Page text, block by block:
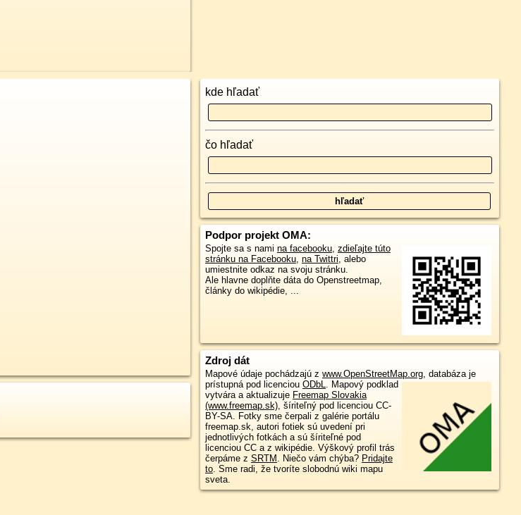
kde hľadať
čo hľadať
Podpor projekt OMA:
Spojte sa s nami na facebooku, zdieľajte túto
stránku na Facebooku, na Twittri, alebo
umiestnite odkaz na svoju stránku.
Ale hlavne doplňte dáta do Openstreetmap,
články do wikipédie, ...
Zdroj dát
Mapové údaje pochádzajú z www.OpenStreetMap.org, databáza je
prístupná pod licenciou ODbL. Mapový podklad
vytvára a aktualizuje Freemap Slovakia
(www.freemap.sk), šíriteľný pod licenciou CC-
BY-SA. Fotky sme čerpali z galérie portálu
freemap.sk, autori fotiek sú uvedení pri
jednotlivých fotkách a sú šíriteľné pod
licenciou CC a z wikipédie. Výškový profil trás
čerpáme z SRTM . Niečo vám chýba? Pridajte
to. Sme radi, že tvoríte slobodnú wiki mapu
sveta.